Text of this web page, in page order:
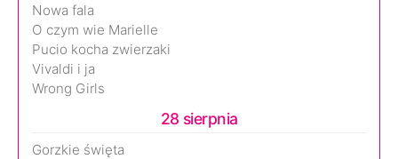
Nowa fala
O czym wie Marielle
Pucio kocha zwierzaki
Vivaldi i ja
Wrong Girls
28 sierpnia
Gorzkie święta